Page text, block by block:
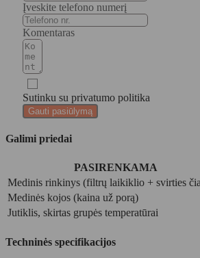
Įveskite telefono numerį
Komentaras
Sutinku su privatumo politika
Gauti pasiūlymą
Galimi priedai
PASIRENKAMA
Medinis rinkinys (filtrų laikiklio + svirties
Medinės kojos (kaina už porą)
Jutiklis, skirtas grupės temperatūrai
Techninės specifikacijos